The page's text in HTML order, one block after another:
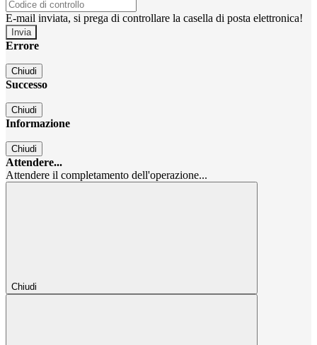
E-mail inviata, si prega di controllare la casella di posta elettronica!
Errore
Chiudi
Successo
Chiudi
Informazione
Chiudi
Attendere...
Attendere il completamento dell'operazione...
Chiudi